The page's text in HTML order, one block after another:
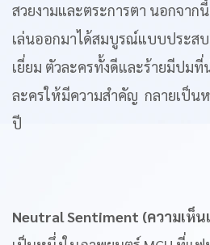
สวยงามและตระการตา นอกจา
เล่นออกมาได้สมบูรณ์แบบประสบ
เยี่ยม ตัวละครทั้งดีและร้ายมีปมที่
ละครให้มีความสำคัญ กลายเป็น
ปี
Neutral Sentiment (ความเห็น